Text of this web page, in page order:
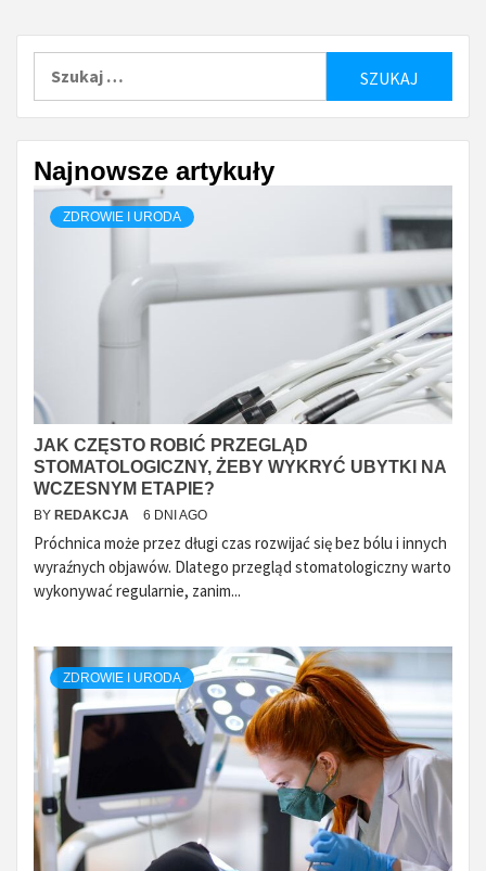
Najnowsze artykuły
ZDROWIE I URODA
JAK CZĘSTO ROBIĆ PRZEGLĄD
STOMATOLOGICZNY, ŻEBY WYKRYĆ UBYTKI NA
WCZESNYM ETAPIE?
BY REDAKCJA 6 DNI AGO
Próchnica może przez długi czas rozwijać się bez bólu i innych
wyraźnych objawów. Dlatego przegląd stomatologiczny warto
wykonywać regularnie, zanim...
ZDROWIE I URODA